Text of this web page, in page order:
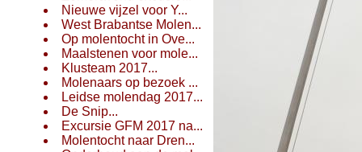
Nieuwe vijzel voor Y...
West Brabantse Molen...
Op molentocht in Ove...
Maalstenen voor mole...
Klusteam 2017...
Molenaars op bezoek ...
Leidse molendag 2017...
De Snip...
Excursie GFM 2017 na...
Molentocht naar Dren...